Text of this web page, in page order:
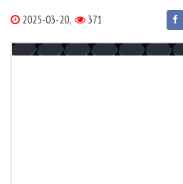
2025-03-20, 371